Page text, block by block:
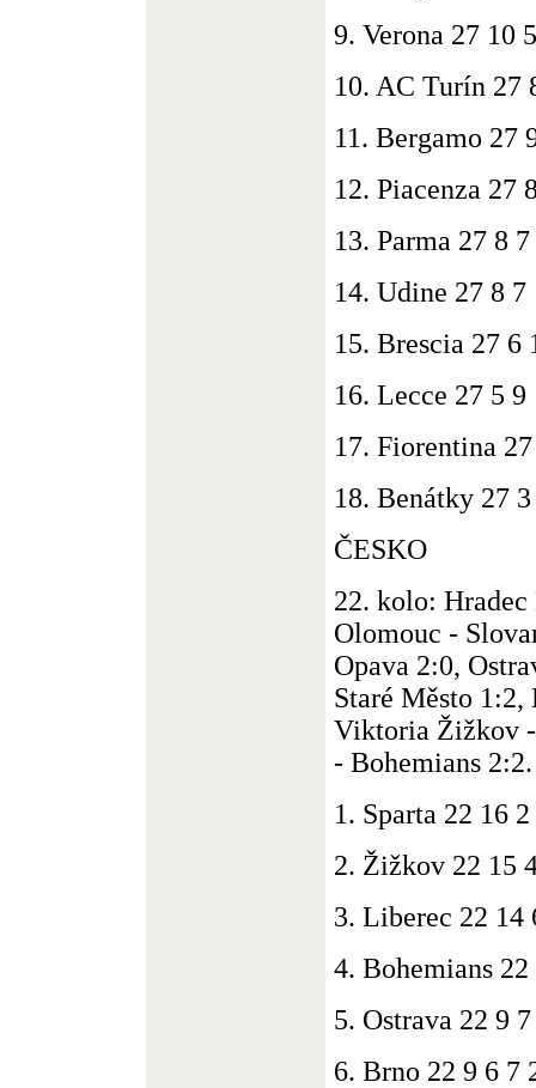
9. Verona 27 10
10. AC Turín 27
11. Bergamo 27
12. Piacenza 27
13. Parma 27 8
14. Udine 27 8 7
15. Brescia 27 6
16. Lecce 27 5
17. Fiorentina
18. Benátky 27
ČESKO
22. kolo:
Olomouc -
Opava 2:0,
Staré Město
Viktoria Žižkov -
- Bohemians 2:2.
1. Sparta 22 16
2. Žižkov 22 15
3. Liberec 22 14
4. Bohemians
5. Ostrava 22 9
6. Brno 22 9 6 7